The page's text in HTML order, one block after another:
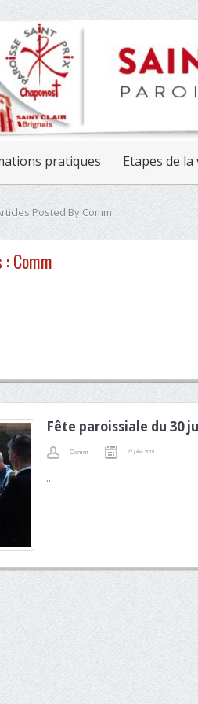
pratiques Etapes de la
Posted By Comm
:Comm
Fête paroissiale du 30
Comm 27 juillet 2019
...